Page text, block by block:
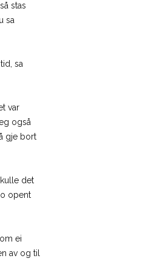
stas
sa
sa
var
også
gje bort
det
opent
ei
av og til